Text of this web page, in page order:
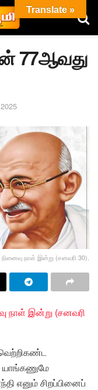
77ஆவது
நாள் இன்று (சனவரி 30).
நாள் இன்று (சனவரி
வெற்றிகண்ட
யாங்கணுமே
எனும் சிறப்பினைப்
Translate »